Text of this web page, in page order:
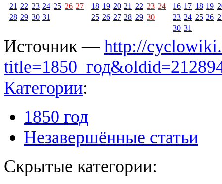
21 22 23 24 25 26 27
28 29 30 31
18 19 20 21 22 23 24
25 26 27 28 29 30
16 17 18 19
23 24 25 26
30 31
Источник — http://
Категории:
1850 год
Незавершённые статьи
Скрытые категории: